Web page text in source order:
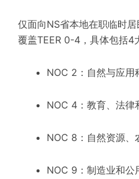
仅面向NS省本地在职临时居
覆盖TEER 0-4，具体包括4
NOC 2：自然与应用
NOC 4：教育、法律
NOC 8：自然资源、
NOC 9：制造业和公